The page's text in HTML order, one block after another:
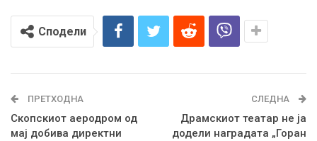
Сподели
ПРЕТХОДНА
Скопскиот аеродром од
мај добива директни
СЛЕДНА
Драмскиот театар не ја
додели наградата „Горан